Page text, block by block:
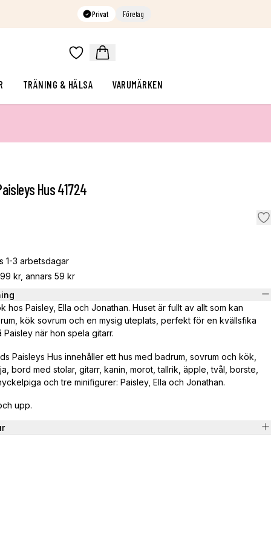
Privat Företag
TRÄNING & HÄLSA VARUMÄRKEN
Hus 41724
1-3 arbetsdagar
kr, annars 59 kr
hos Paisley, Ella och Jonathan. Huset är fullt av allt som kan
kök sovrum och en mysig uteplats, perfekt för en kvällsfika
Paisley när hon spela gitarr.
Paisleys Hus innehåller ett hus med badrum, sovrum och kök,
bord med stolar, gitarr, kanin, morot, tallrik, äpple, tvål, borste,
och tre minifigurer: Paisley, Ella och Jonathan.
upp.